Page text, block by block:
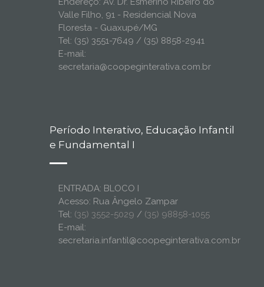
Valle Filho, 91 - Residencial Nova
Floresta - Guaxupé/MG
Tel: (35) 3551-7649 / (35) 8858-2941
E-mail:
secretaria@coopeginterativa.com.br
Período Interativo, Educação Infantil
e Fundamental I
ENTRADA: BLOCO I
Acesso: Rua Ângelo Zampar
Tel: (35) 3552-5029 / (35) 98858-1055
E-mail:
secretaria.infantil@coopeginterativa.com.br